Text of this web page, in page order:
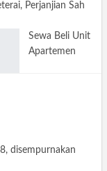
Perjanjian Sah
Sewa Beli Unit
Apartemen
disempurnakan